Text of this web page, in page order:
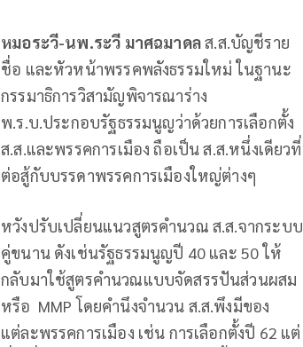
หมอระวี-นพ.ระวี มาศฉมาดลส.ส.บัญชีราย
ชื่อ และหัวหน้าพรรคพลังธรรมใหม่ ในฐานะ
กรรมาธิการวิสามัญพิจารณาร่าง
พ.ร.บ.ประกอบรัฐธรรมนูญว่าด้วยการเลือกตั้ง
ส.ส.และพรรคการเมือง ถือเป็น ส.ส.หนึ่งเดียวที่
ต่อสู้กับบรรดาพรรคการเมืองใหญ่ต่างๆ
หวังปรับเปลี่ยนแนวสูตรคำนวณ ส.ส.จากระบบ
คู่ขนาน ดังเช่นรัฐธรรมนูญปี 40 และ 50 ให้
กลับมาใช้สูตรคำนวณแบบจัดสรรปันส่วนผสม
หรือ MMP โดยคำนึงจำนวน ส.ส.พึงมีของ
แต่ละพรรคการเมือง เช่น การเลือกตั้งปี 62 แต่